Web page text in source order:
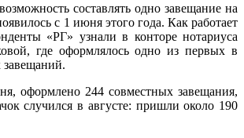
составлять одно завещание на
с 1 июня этого года. Как работает
«РГ» узнали в конторе нотариуса
где оформлялось одно из первых в
завещаний.
оформлено 244 совместных завещания,
случился в августе: пришли около 190